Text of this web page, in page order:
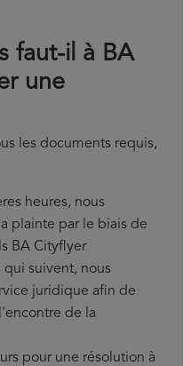
faut-il à BA
une
les documents requis,
heures, nous
plainte par le biais de
BA Cityflyer
qui suivent, nous
juridique afin de
de la
pour une résolution à